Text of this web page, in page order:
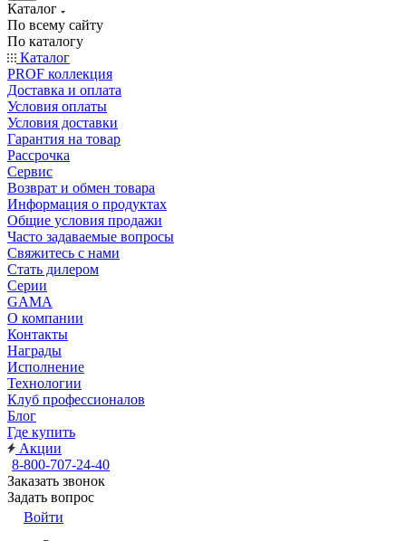
Каталог
По всему сайту
По каталогу
Каталог
PROF коллекция
Доставка и оплата
Условия оплаты
Условия доставки
Гарантия на товар
Рассрочка
Сервис
Возврат и обмен товара
Информация о продуктах
Общие условия продажи
Часто задаваемые вопросы
Свяжитесь с нами
Стать дилером
Серии
GAMA
О компании
Контакты
Награды
Исполнение
Технологии
Клуб профессионалов
Блог
Где купить
Акции
8-800-707-24-40
Заказать звонок
Задать вопрос
Войти